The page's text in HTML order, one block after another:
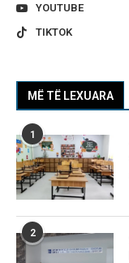
YOUTUBE
TIKTOK
MË TË LEXUARA
1
2